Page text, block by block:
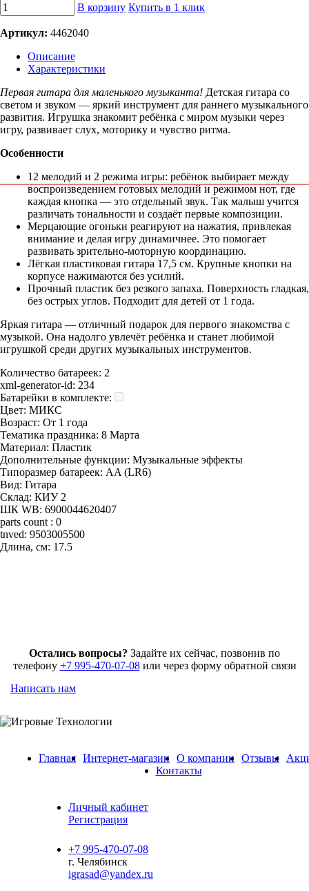
В корзину Купить в 1 клик
Артикул: 4462040
Описание
Характеристики
Первая гитара для маленького музыканта! Детская гитара со
светом и звуком — яркий инструмент для раннего музыкального
развития. Игрушка знакомит ребёнка с миром музыки через
игру, развивает слух, моторику и чувство ритма.
Особенности
12 мелодий и 2 режима игры: ребёнок выбирает между
воспроизведением готовых мелодий и режимом нот, где
каждая кнопка — это отдельный звук. Так малыш учится
различать тональности и создаёт первые композиции.
Мерцающие огоньки реагируют на нажатия, привлекая
внимание и делая игру динамичнее. Это помогает
развивать зрительно-моторную координацию.
Лёгкая пластиковая гитара 17,5 см. Крупные кнопки на
корпусе нажимаются без усилий.
Прочный пластик без резкого запаха. Поверхность гладкая,
без острых углов. Подходит для детей от 1 года.
Яркая гитара — отличный подарок для первого знакомства с
музыкой. Она надолго увлечёт ребёнка и станет любимой
игрушкой среди других музыкальных инструментов.
Количество батареек: 2
xml-generator-id: 234
Батарейки в комплекте:
Цвет: МИКС
Возраст: От 1 года
Тематика праздника: 8 Марта
Материал: Пластик
Дополнительные функции: Музыкальные эффекты
Типоразмер батареек: AA (LR6)
Вид: Гитара
Склад: КИУ 2
ШК WB: 6900044620407
parts count : 0
tnved: 9503005500
Длина, см: 17.5
Остались вопросы? Задайте их сейчас, позвонив по
телефону +7 995-470-07-08или через форму обратной связи
Написать нам
Главная Интернет-магазин О компании Отзывы
Контакты
Личный кабинет
Регистрация
+7 995-470-07-08
г. Челябинск
igrasad@yandex.ru